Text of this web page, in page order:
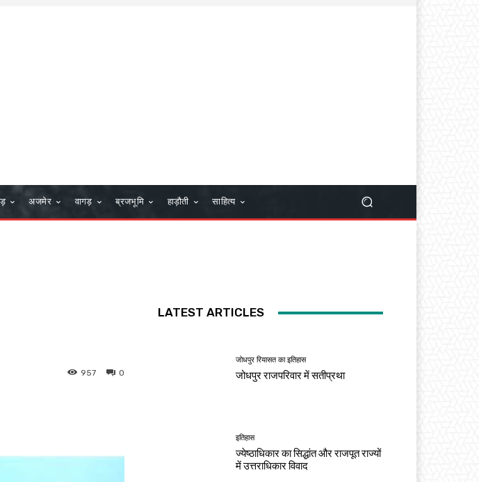
अजमेर वागड़ ब्रजभूमि हाड़ौती साहित्य
0
957
LATEST ARTICLES
जोधपुर रियासत का इतिहास
जोधपुर राजपरिवार में सतीप्रथा
इतिहास
ज्येष्ठाधिकार का सिद्धांत और राजपूत राज्यों
में उत्तराधिकार विवाद